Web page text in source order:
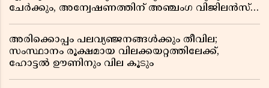
ചേർക്കും, അന്വേഷണത്തിന് അഞ്ചംഗ വിജിലൻസ്
അരിക്കൊപ്പം പലവ്യഞ്ജനങ്ങൾക്കും തീവില;
സംസ്ഥാനം രൂക്ഷമായ വിലക്കയറ്റത്തിലേക്ക്,
ഹോട്ടൽ ഊണിനും വില കൂടും